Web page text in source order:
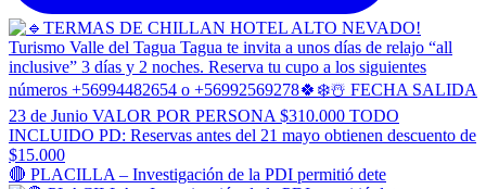
🔴 PLACILLA – Investigación de la PDI permitió dete